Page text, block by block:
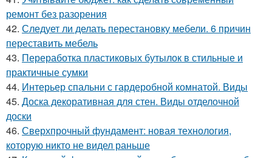
ремонт без разорения
42. Следует ли делать перестановку мебели. 6 причин
переставить мебель
43. Переработка пластиковых бутылок в стильные и
практичные сумки
44. Интерьер спальни с гардеробной комнатой. Виды
45. Доска декоративная для стен. Виды отделочной
доски
46. Сверхпрочный фундамент: новая технология,
которую никто не видел раньше